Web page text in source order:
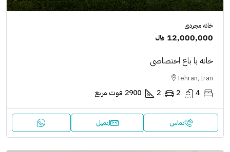
خانه مجردی
12,000,000 ﷼
خانه با باغ اختصاصی
Tehran, Iran
4
2
2
2900 فوت مربع
تماس ایمیل